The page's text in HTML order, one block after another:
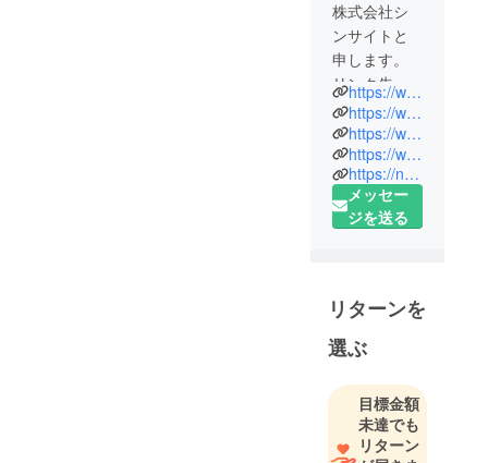
株式会社シ
ンサイトと
申します。
リンク先は
当コミュニ
ティや代表
のSNSなど
になりま
す。よろし
くお願いし
https://www.instagram.com/zipangutojapan/
https://www.instagram.com/kurebayashi_hiroki/
https://www.facebook.com/profile.php?id=100015592173779
https://www.kurebayashi-hiroki.jp/
https://note.com/shinsight
メッセー
ジを送る
リターンを
選ぶ
目標金額
未達でも
リターン